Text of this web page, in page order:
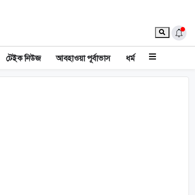
টেইক নিউজ আবহাওয়া পূর্বাভাস ধর্ম